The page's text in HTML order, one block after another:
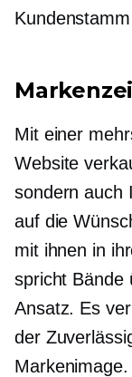
Mit einer
Website
sondern auch
auf die
mit ihnen in
spricht Bände
Ansatz. Es
der
Markenimage.